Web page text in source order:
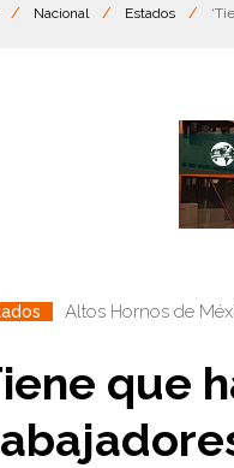
/ Nacional / Estados /
Altos Hornos de
que